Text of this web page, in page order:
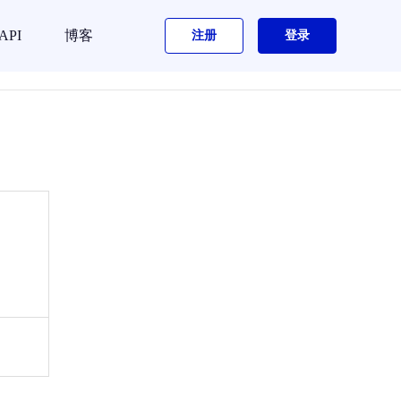
博客 注册 登录